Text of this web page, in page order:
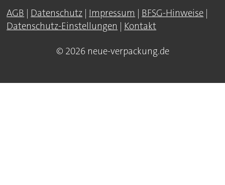
AGB | Datenschutz | Impressum | BFSG-Hinweise |
Datenschutz-Einstellungen | Kontakt
© 2026 neue-verpackung.de